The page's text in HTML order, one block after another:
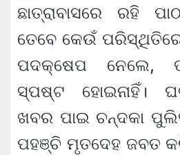
ଛାତ୍ରାବାସରେ ରହି
ତେବେ କେଉଁ
ପଦକ୍ଷେପ ନେଲେ,
ସ୍ପଷ୍ଟ ହୋଇନାହିଁ।
ଖବର ପାଇ ଚନ୍ଦକା
ପହଞ୍ଚି ମୃତଦେହ ଜବତ